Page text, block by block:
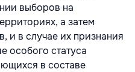
выборов на
а затем
и в случае их признания
особого статуса
в составе